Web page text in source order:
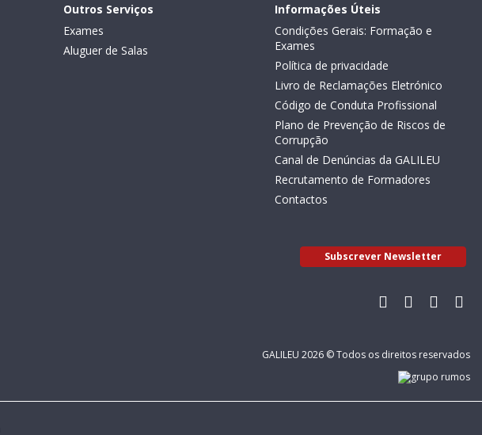
Outros Serviços
Exames
Aluguer de Salas
Informações Úteis
Condições Gerais: Formação e
Exames
Política de privacidade
Livro de Reclamações Eletrónico
Código de Conduta Profissional
Plano de Prevenção de Riscos de
Corrupção
Canal de Denúncias da GALILEU
Recrutamento de Formadores
Contactos
Subscrever Newsletter
GALILEU 2026 © Todos os direitos reservados